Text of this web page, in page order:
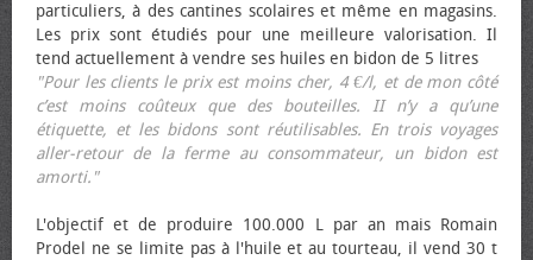
particuliers, à des cantines scolaires et même en magasins.
Les prix sont étudiés pour une meilleure valorisation. Il
tend actuellement à vendre ses huiles en bidon de 5 litres
"Pour les clients le prix est moins cher, 4 €/l, et de mon côté
c’est moins coûteux que des bouteilles. II n’y a qu’une
étiquette, et les bidons sont réutilisables. En trois voyages
aller-retour de la ferme au consommateur, un bidon est
amorti."
L'objectif et de produire 100.000 L par an mais Romain
Prodel ne se limite pas à l'huile et au tourteau, il vend 30 t